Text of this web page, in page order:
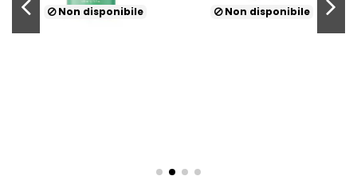
Non disponibile Non disponibile